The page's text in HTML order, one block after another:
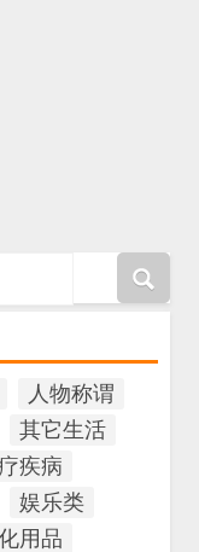
人物称谓
其它生活
疾病
娱乐类
用品